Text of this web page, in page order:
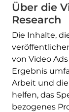
Über die
Research
Die Inhalte,
von Video
Ergebnis
Arbeit und die
helfen, das
bezogenes